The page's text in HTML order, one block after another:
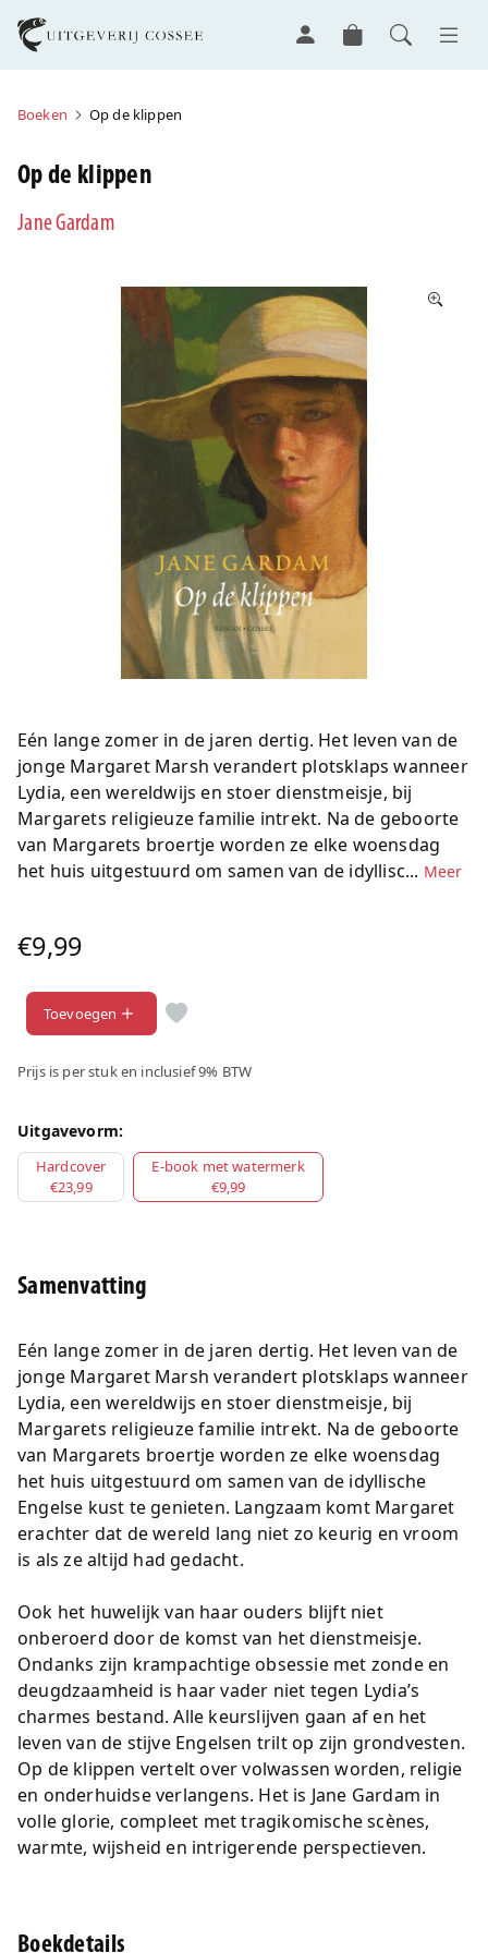
Boeken Op de klippen
Op de klippen
Jane Gardam
Eén lange zomer in de jaren dertig. Het leven van de
jonge Margaret Marsh verandert plotsklaps wanneer
Lydia, een wereldwijs en stoer dienstmeisje, bij
Margarets religieuze familie intrekt. Na de geboorte
van Margarets broertje worden ze elke woensdag
het huis uitgestuurd om samen van de idyllisc... Meer
€9,99
Toevoegen
Prijs is per stuk en inclusief 9% BTW
Uitgavevorm:
Hardcover
€23,99
E-book met watermerk
€9,99
Samenvatting
Eén lange zomer in de jaren dertig. Het leven van de
jonge Margaret Marsh verandert plotsklaps wanneer
Lydia, een wereldwijs en stoer dienstmeisje, bij
Margarets religieuze familie intrekt. Na de geboorte
van Margarets broertje worden ze elke woensdag
het huis uitgestuurd om samen van de idyllische
Engelse kust te genieten. Langzaam komt Margaret
erachter dat de wereld lang niet zo keurig en vroom
is als ze altijd had gedacht.
Ook het huwelijk van haar ouders blijft niet
onberoerd door de komst van het dienstmeisje.
Ondanks zijn krampachtige obsessie met zonde en
deugdzaamheid is haar vader niet tegen Lydia’s
charmes bestand. Alle keurslijven gaan af en het
leven van de stijve Engelsen trilt op zijn grondvesten.
Op de klippen vertelt over volwassen worden, religie
en onderhuidse verlangens. Het is Jane Gardam in
volle glorie, compleet met tragikomische scènes,
warmte, wijsheid en intrigerende perspectieven.
Boekdetails